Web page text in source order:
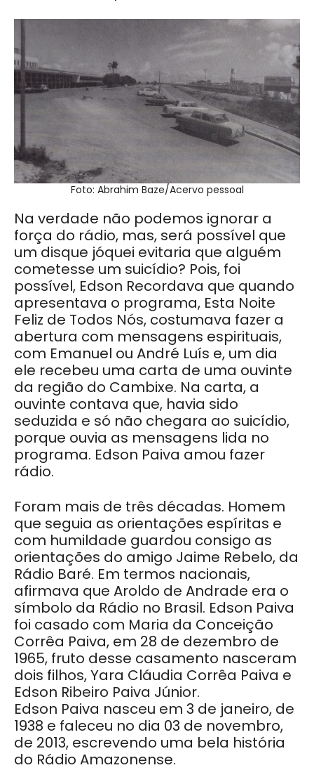
Foto: Abrahim Baze/Acervo pessoal
Na verdade não podemos ignorar a
força do rádio, mas, será possível que
um disque jóquei evitaria que alguém
cometesse um suicídio? Pois, foi
possível, Edson Recordava que quando
apresentava o programa, Esta Noite
Feliz de Todos Nós, costumava fazer a
abertura com mensagens espirituais,
com Emanuel ou André Luís e, um dia
ele recebeu uma carta de uma ouvinte
da região do Cambixe. Na carta, a
ouvinte contava que, havia sido
seduzida e só não chegara ao suicídio,
porque ouvia as mensagens lida no
programa. Edson Paiva amou fazer
rádio.
Foram mais de três décadas. Homem
que seguia as orientações espíritas e
com humildade guardou consigo as
orientações do amigo Jaime Rebelo, da
Rádio Baré. Em termos nacionais,
afirmava que Aroldo de Andrade era o
símbolo da Rádio no Brasil. Edson Paiva
foi casado com Maria da Conceição
Corrêa Paiva, em 28 de dezembro de
1965, fruto desse casamento nasceram
dois filhos, Yara Cláudia Corrêa Paiva e
Edson Ribeiro Paiva Júnior.
Edson Paiva nasceu em 3 de janeiro, de
1938 e faleceu no dia 03 de novembro,
de 2013, escrevendo uma bela história
do Rádio Amazonense.